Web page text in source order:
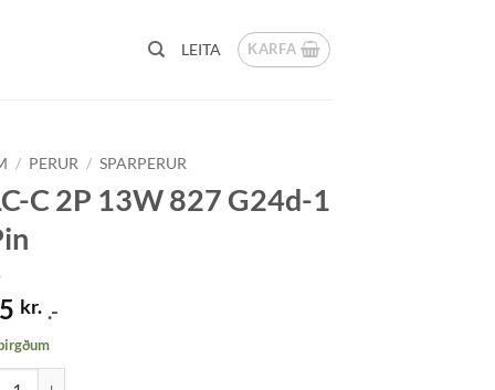
LEITA KARFA
/ PERUR / SPARPERUR
C 2P 13W 827 G24d-1
kr. .-